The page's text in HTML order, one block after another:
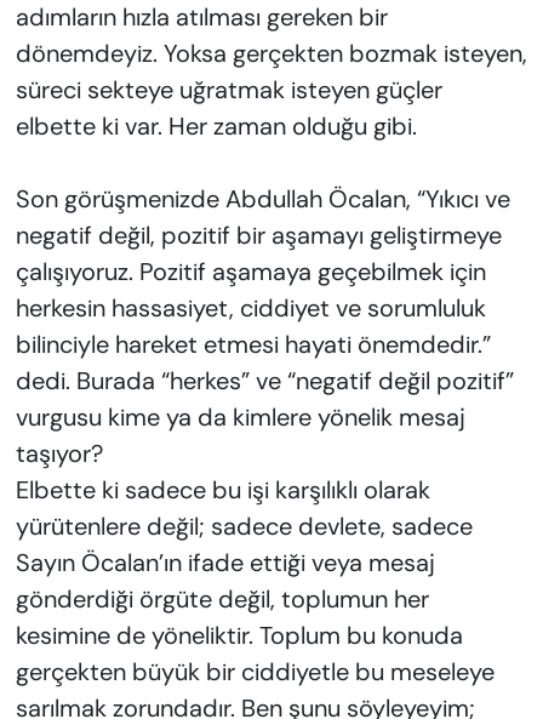
adımların hızla atılması gereken bir
dönemdeyiz. Yoksa gerçekten bozmak isteyen,
süreci sekteye uğratmak isteyen güçler
elbette ki var. Her zaman olduğu gibi.
Son görüşmenizde Abdullah Öcalan, “Yıkıcı ve
negatif değil, pozitif bir aşamayı geliştirmeye
çalışıyoruz. Pozitif aşamaya geçebilmek için
herkesin hassasiyet, ciddiyet ve sorumluluk
bilinciyle hareket etmesi hayati önemdedir.”
dedi. Burada “herkes” ve “negatif değil pozitif”
vurgusu kime ya da kimlere yönelik mesaj
taşıyor?
Elbette ki sadece bu işi karşılıklı olarak
yürütenlere değil; sadece devlete, sadece
Sayın Öcalan’ın ifade ettiği veya mesaj
gönderdiği örgüte değil, toplumun her
kesimine de yöneliktir. Toplum bu konuda
gerçekten büyük bir ciddiyetle bu meseleye
sarılmak zorundadır. Ben şunu söyleyeyim;